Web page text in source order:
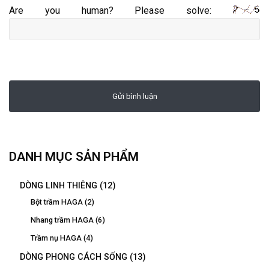
Are you human? Please solve:
DANH MỤC SẢN PHẨM
DÒNG LINH THIÊNG (12)
Bột trầm HAGA (2)
Nhang trầm HAGA (6)
Trầm nụ HAGA (4)
DÒNG PHONG CÁCH SỐNG (13)